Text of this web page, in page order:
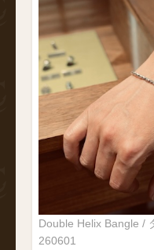
Double Helix Bangle /
260601